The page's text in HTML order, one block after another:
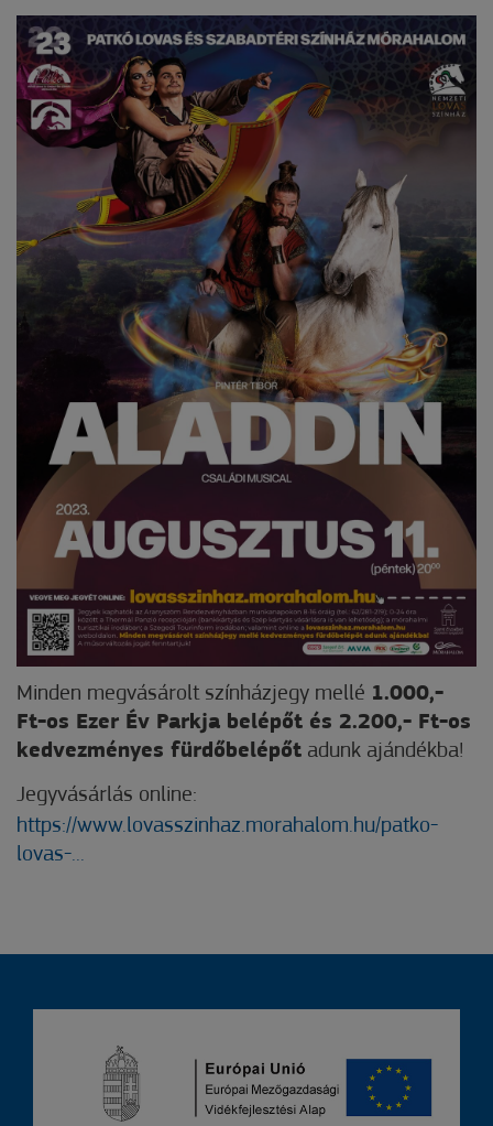
Minden megvásárolt színházjegy mellé 1.000,-
Ft-os Ezer Év Parkja belépőt és 2.200,- Ft-os
kedvezményes fürdőbelépőt adunk ajándékba!
Jegyvásárlás online:
https://www.lovasszinhaz.morahalom.hu/patko-
lovas-...